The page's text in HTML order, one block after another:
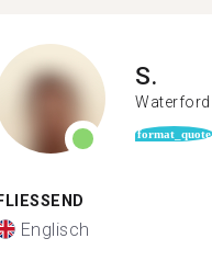
S.
Waterford
format_quote
FLIESSEND
Englisch